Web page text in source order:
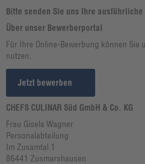
Bitte senden Sie uns Ihre ausführliche
Über unser Bewerberportal
Für Ihre Online-Bewerbung können Sie
nutzen.
Jetzt bewerben
CHEFS CULINAR Süd GmbH & Co. KG
Frau Gisela Wagner
Personalabteilung
Im Zusamtal 1
86441 Zusmarshausen